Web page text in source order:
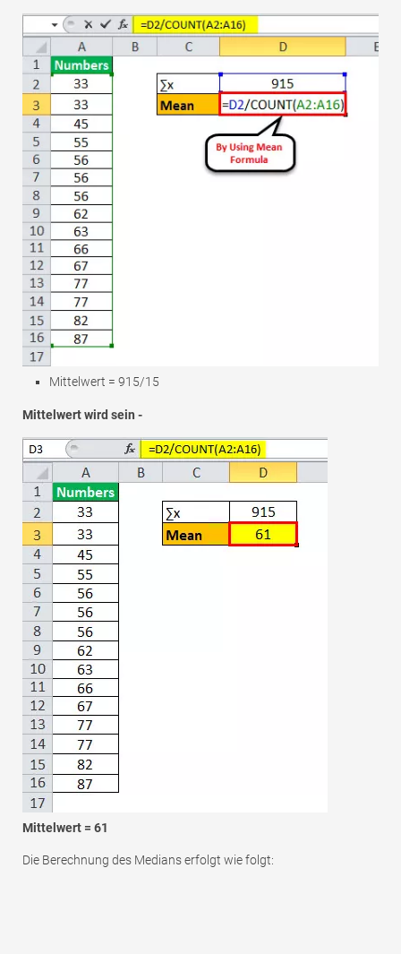
Mittelwert = 915/15
Mittelwert wird sein -
Mittelwert = 61
Die Berechnung des Medians erfolgt wie folgt: